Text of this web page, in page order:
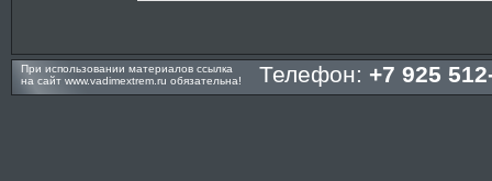
При использовании материалов ссылка
на сайт www.vadimextrem.ru обязательна! Телефон: +7 925